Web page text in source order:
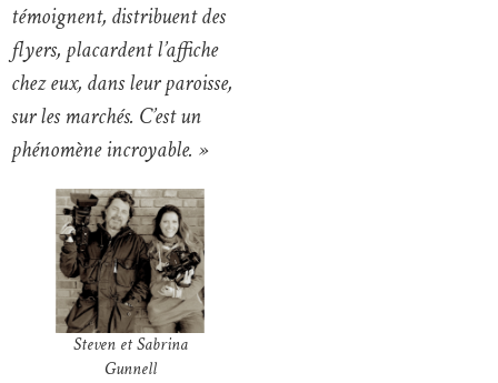
témoignent, distribuent des
flyers, placardent l’affiche
chez eux, dans leur paroisse,
sur les marchés. C’est un
phénomène incroyable. »
Steven et Sabrina
Gunnell